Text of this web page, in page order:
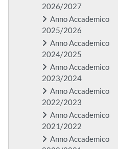
2026/2027
Anno Accademico
2025/2026
Anno Accademico
2024/2025
Anno Accademico
2023/2024
Anno Accademico
2022/2023
Anno Accademico
2021/2022
Anno Accademico